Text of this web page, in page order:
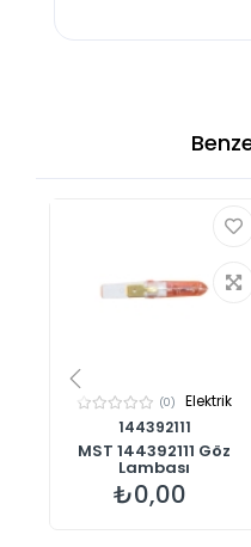
(0)
Elektrik
144392111
MST 144392111 Göz
Lambası
₺0,00